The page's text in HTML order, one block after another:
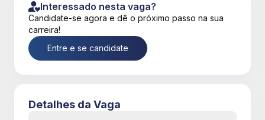
Interessado nesta vaga?
Candidate-se agora e dê o próximo passo na sua
carreira!
Entre e se candidate
Detalhes da Vaga